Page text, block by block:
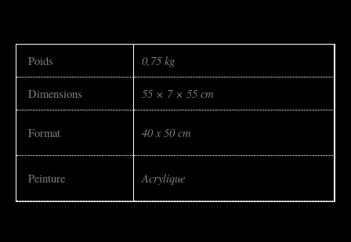
Poids 0,75 kg
Dimensions 55 × 7 × 55 cm
Format 40 x 50 cm
Peinture Acrylique